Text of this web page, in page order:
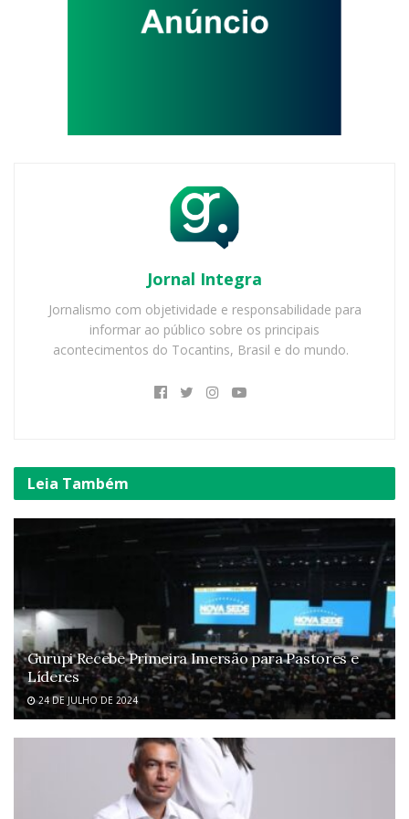
Jornal Integra
Jornalismo com objetividade e responsabilidade para
informar ao público sobre os principais
acontecimentos do Tocantins, Brasil e do mundo.
Leia Também
Gurupi Recebe Primeira Imersão para Pastores e
Líderes
24 DE JULHO DE 2024